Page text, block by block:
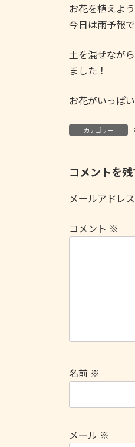
お花を植えよう
今日は雨予報
土を混ぜなが
ました！
お花がいっぱ
カテゴリー
コメントを
メールアドレ
コメント ※
名前 ※
メール ※